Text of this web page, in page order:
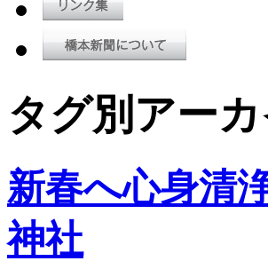
タグ別アー
新春へ心身清
神社